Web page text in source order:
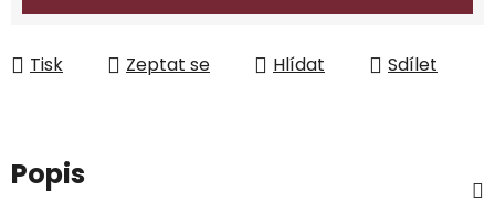
Tisk Zeptat se Hlídat Sdílet
Popis